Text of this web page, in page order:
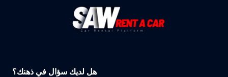
هل لديك سؤال في ذهنك؟